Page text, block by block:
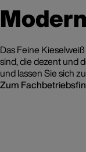
Das Feine
sind, die dezent und
und lassen Sie sich
Zum